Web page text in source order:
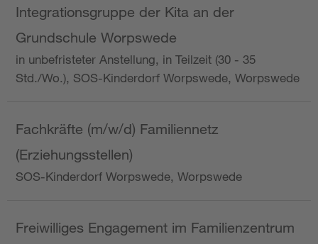
Integrationsgruppe der Kita an der
Grundschule Worpswede
in unbefristeter Anstellung, in Teilzeit (30 - 35
Std./Wo.), SOS-Kinderdorf Worpswede, Worpswede
Fachkräfte (m/w/d) Familiennetz
(Erziehungsstellen)
SOS-Kinderdorf Worpswede, Worpswede
Freiwilliges Engagement im Familienzentrum